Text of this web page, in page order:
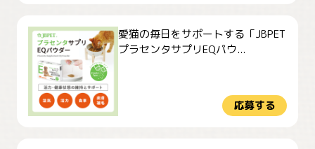
愛猫の毎日をサポートする「JBPET
プラセンタサプリEQパウ...
応募する